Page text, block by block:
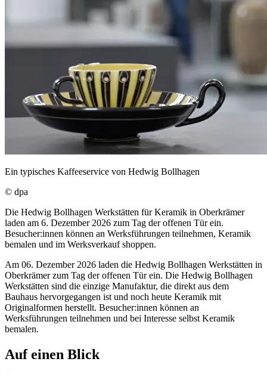
Ein typisches Kaffeeservice von Hedwig Bollhagen
© dpa
Die Hedwig Bollhagen Werkstätten für Keramik in Oberkrämer
laden am 6. Dezember 2026 zum Tag der offenen Tür ein.
Besucher:innen können an Werksführungen teilnehmen, Keramik
bemalen und im Werksverkauf shoppen.
Am 06. Dezember 2026 laden die Hedwig Bollhagen Werkstätten in
Oberkrämer zum Tag der offenen Tür ein. Die Hedwig Bollhagen
Werkstätten sind die einzige Manufaktur, die direkt aus dem
Bauhaus hervorgegangen ist und noch heute Keramik mit
Originalformen herstellt. Besucher:innen können an
Werksführungen teilnehmen und bei Interesse selbst Keramik
bemalen.
Auf einen Blick